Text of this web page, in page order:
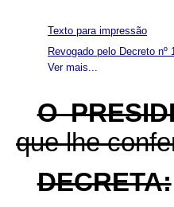
Ver mais...
Texto para impressão
Revogado pelo Decreto nº
O
que lhe
DECRETA: